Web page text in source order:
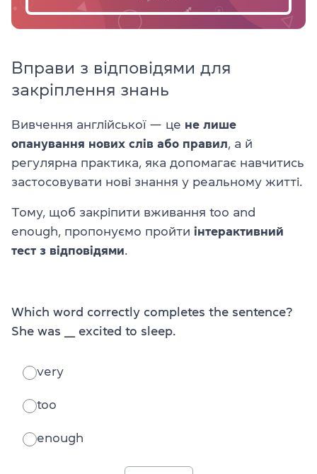
Вправи з відповідями для
закріплення знань
Вивчення англійської — це не лише
опанування нових слів або правил , а й
регулярна практика, яка допомагає навчитись
застосовувати нові знання у реальному житті.
Тому, щоб закріпити вживання too and
enough, пропонуємо пройти інтерактивний
тест з відповідями
Which word correctly completes the sentence?
She was ___ excited to sleep.
very
too
enough